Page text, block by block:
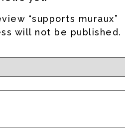
“supports muraux”
will not be published.